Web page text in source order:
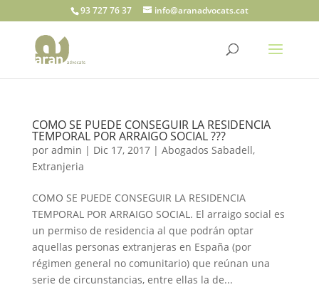
93 727 76 37 info@aranadvocats.cat
COMO SE PUEDE CONSEGUIR LA RESIDENCIA
TEMPORAL POR ARRAIGO SOCIAL ???
por admin | Dic 17, 2017| Abogados Sabadell,
Extranjeria
COMO SE PUEDE CONSEGUIR LA RESIDENCIA
TEMPORAL POR ARRAIGO SOCIAL. El arraigo social es
un permiso de residencia al que podrán optar
aquellas personas extranjeras en España (por
régimen general no comunitario) que reúnan una
serie de circunstancias, entre ellas la de...